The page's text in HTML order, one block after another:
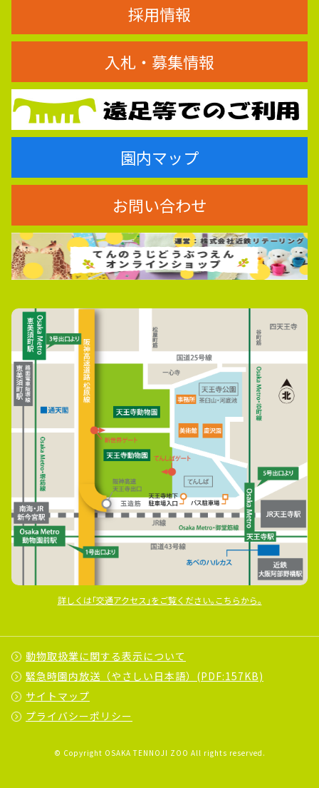
採用情報
入札・募集情報
園内マップ
お問い合わせ
詳しくは｢交通アクセス｣をご覧ください｡こちらから｡
動物取扱業に関する表示について
緊急時園内放送（やさしい日本語）(PDF:157KB)
サイトマップ
プライバシーポリシー
© Copyright OSAKA TENNOJI ZOO All rights reserved.